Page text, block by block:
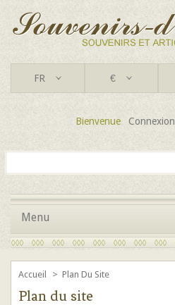
FR €
Bienvenue Connexion
Menu
Accueil > Plan Du Site
Plan du site